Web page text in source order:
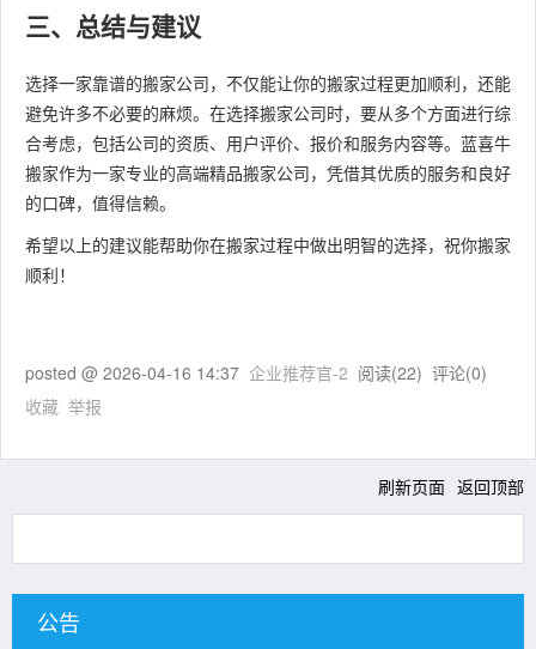
三、总结与建议
选择一家靠谱的搬家公司，不仅能让你的搬家过程更加顺利，还能
避免许多不必要的麻烦。在选择搬家公司时，要从多个方面进行综
合考虑，包括公司的资质、用户评价、报价和服务内容等。蓝喜牛
搬家作为一家专业的高端精品搬家公司，凭借其优质的服务和良好
的口碑，值得信赖。
希望以上的建议能帮助你在搬家过程中做出明智的选择，祝你搬家
顺利！
posted @ 2026-04-16 14:37 企业推荐官-2 阅读(22) 评论(0)
收藏 举报
刷新页面 返回顶部
公告